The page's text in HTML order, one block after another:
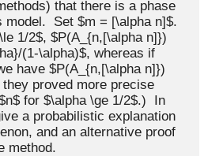
that there is a phase
model.  Set $m = [\alpha n]$.
1/2$, $P(A_{n,[\alpha n]})
(1-\alpha)$, whereas if
have $P(A_{n,[\alpha n]})
proved more precise
for $\alpha \ge 1/2$.)  In
a probabilistic explanation
and an alternative proof
method.